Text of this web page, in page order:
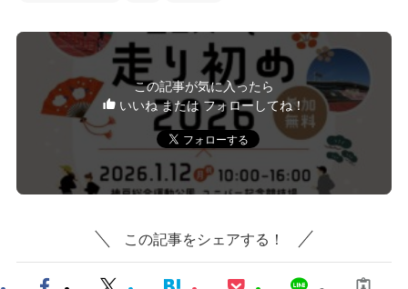
この記事が気に入ったら
いいね または フォローしてね！
この記事をシェアする！